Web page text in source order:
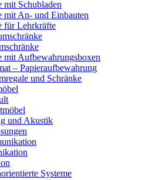
mit Schubladen
mit An- und Einbauten
für Lehrkräfte
mit Aufbewahrungsboxen
– Papieraufbewahrung
und Schränke
und Akustik
Systeme